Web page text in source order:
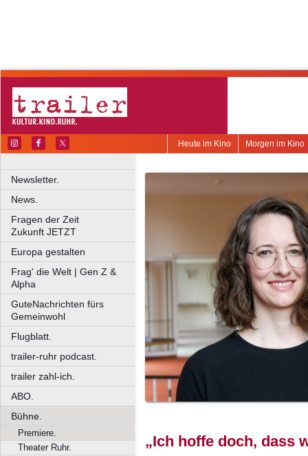
Morgen im Kino
Heute im Kino
Newsletter.
News.
Fragen der Zeit
Zukunft JETZT
Europa gestalten
Frag' die Welt | Gen Z &
Alpha
GuteNachrichten fürs
Gemeinwohl
Flugblatt.
trailer-ruhr podcast.
trailer zahl-ich.
ABO.
Bühne.
Premiere.
Theater Ruhr.
„Ich hoffe doch, dass